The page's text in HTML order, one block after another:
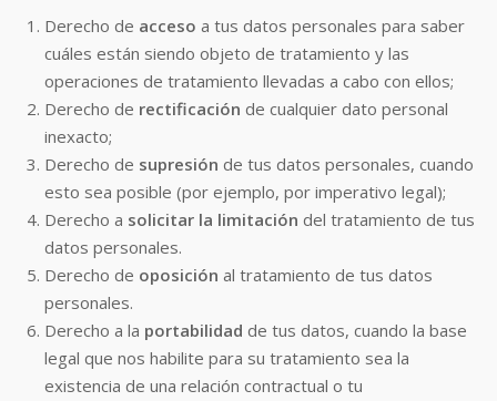
Derecho de acceso a tus datos personales para saber
cuáles están siendo objeto de tratamiento y las
operaciones de tratamiento llevadas a cabo con ellos;
Derecho de rectificación de cualquier dato personal
inexacto;
Derecho de supresión de tus datos personales, cuando
esto sea posible (por ejemplo, por imperativo legal);
Derecho a solicitar la limitación del tratamiento de tus
datos personales.
Derecho de oposición al tratamiento de tus datos
personales.
Derecho a la portabilidad de tus datos, cuando la base
legal que nos habilite para su tratamiento sea la
existencia de una relación contractual o tu